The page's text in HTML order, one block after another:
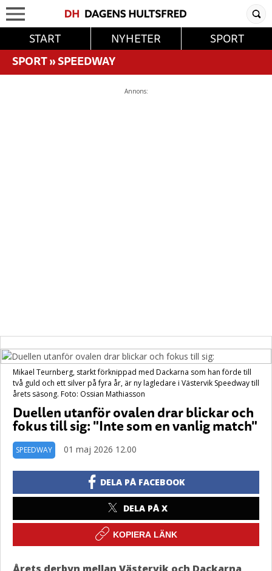
START NYHETER
SPORT
SPORT»SPEEDWAY
Annons:
Mikael Teurnberg, starkt förknippad med Dackarna som han förde till
två guld och ett silver på fyra år, är ny lagledare i Västervik Speedway till
årets säsong. Foto: Ossian Mathiasson
Duellen utanför ovalen drar blickar och
fokus till sig: "Inte som en vanlig match"
SPEEDWAY 01 maj 2026 12.00
DELA PÅ FACEBOOK
DELA PÅ X
KOPIERA LÄNK